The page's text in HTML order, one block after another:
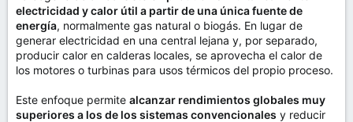
electricidad y calor útil a partir de una única fuente de
energía, normalmente gas natural o biogás. En lugar de
generar electricidad en una central lejana y, por separado,
producir calor en calderas locales, se aprovecha el calor de
los motores o turbinas para usos térmicos del propio proceso.
Este enfoque permite alcanzar rendimientos globales muy
superiores a los de los sistemas convencionales y reducir